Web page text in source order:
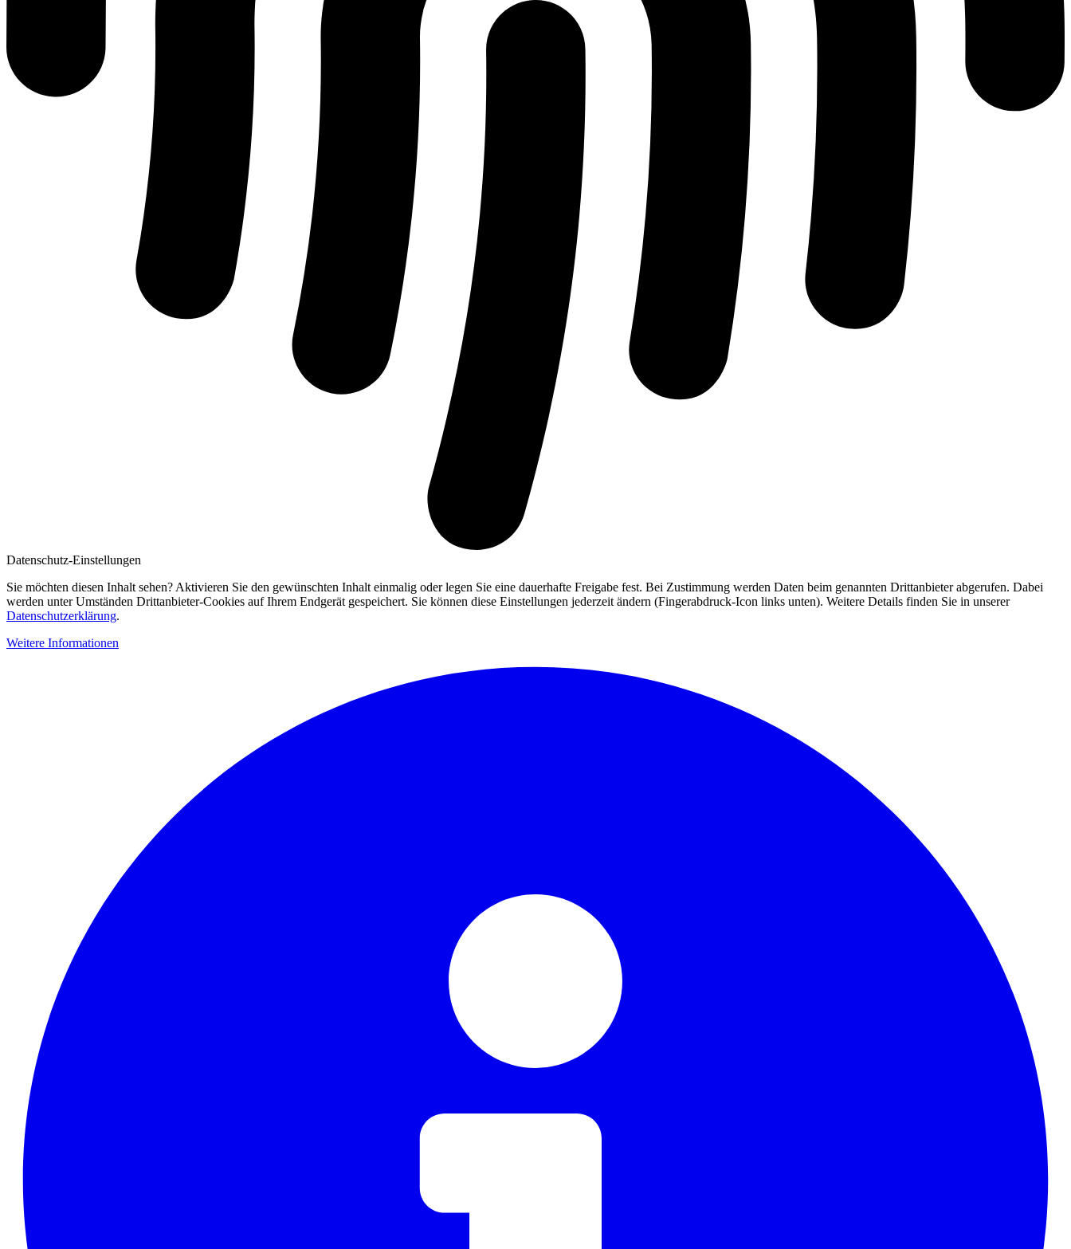
Datenschutz-Einstellungen
Sie möchten diesen Inhalt sehen? Aktivieren Sie den gewünschten Inhalt einmalig oder legen Sie eine dauerhafte Freigabe fest. Bei Zustimmung werden Daten beim genannten Drittanbieter abgerufen. Dabei
werden unter Umständen Drittanbieter-Cookies auf Ihrem Endgerät gespeichert. Sie können diese Einstellungen jederzeit ändern (Fingerabdruck-Icon links unten). Weitere Details finden Sie in unserer
Datenschutzerklärung.
Weitere Informationen